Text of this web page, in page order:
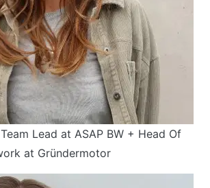
Lead at ASAP BW + Head Of
at Gründermotor